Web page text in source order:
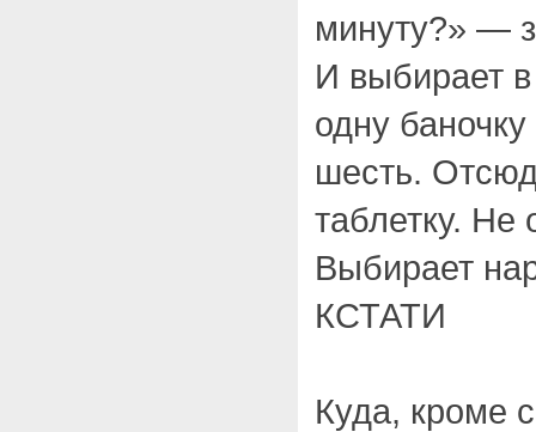
минуту?» —
И выбирает
одну
шесть.
таблетку. Не
Выбирает
КСТАТИ
Куда, кроме